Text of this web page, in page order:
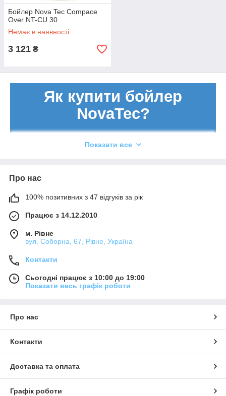
Бойлер Nova Tec Compace
Over NT-CU 30
Немає в наявності
3 121 ₴
Як купити бойлер
NovaTec?
Виберіть бойлер та оформіть замовлення на сайті
Показати все
Про нас
100% позитивних з 47 відгуків за рік
Працює з 14.12.2010
м. Рівне
вул. Соборна, 67, Рівне, Україна
Контакти
Сьогодні працює з 10:00 до 19:00
Показати весь графік роботи
Про нас
Контакти
Доставка та оплата
Графік роботи